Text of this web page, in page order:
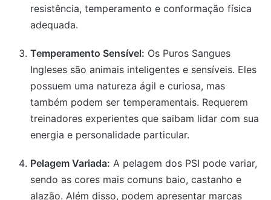
resistência, temperamento e conformação física
adequada.
Temperamento Sensível: Os Puros Sangues
Ingleses são animais inteligentes e sensíveis. Eles
possuem uma natureza ágil e curiosa, mas
também podem ser temperamentais. Requerem
treinadores experientes que saibam lidar com sua
energia e personalidade particular.
Pelagem Variada: A pelagem dos PSI pode variar,
sendo as cores mais comuns baio, castanho e
alazão. Além disso, podem apresentar marcas